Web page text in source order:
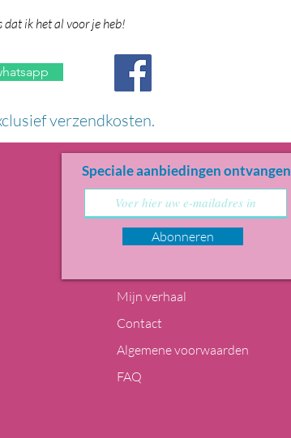
ik het al voor je heb!
verzendkosten.
Speciale aanbiedingen ontvangen
Abonneren
Mijn verhaal
Contact
Algemene voorwaarden
FAQ